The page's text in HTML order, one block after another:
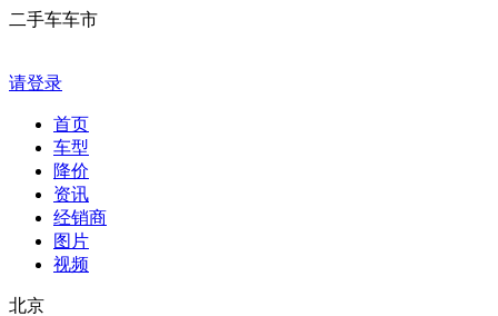
二手车车市
请登录
首页
车型
降价
资讯
经销商
图片
视频
北京